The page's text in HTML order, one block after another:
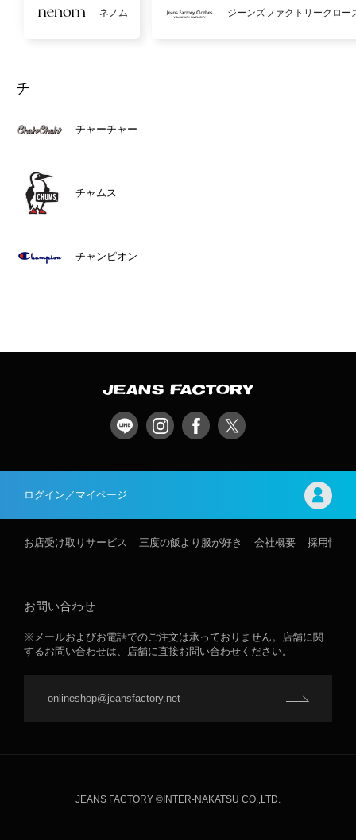
ネノム ジーンズファクトリークロー
チ
チャーチャー
チャムス
チャンピオン
ログイン／マイページ
お店受け取りサービス 三度の飯より服が好き 会社概要 採用情報
お問い合わせ
※メールおよびお電話でのご注文は承っておりません。店舗に関
するお問い合わせは、店舗に直接お問い合わせください。
onlineshop@jeansfactory.net
JEANS FACTORY ©INTER-NAKATSU CO.,LTD.